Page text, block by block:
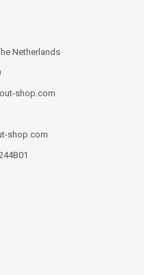
Netherlands
shop.com
shop.com